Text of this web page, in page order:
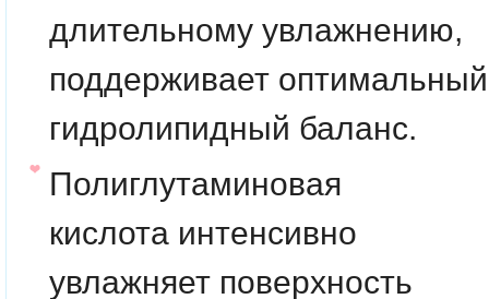
длительному увлажнению,
поддерживает оптимальный
гидролипидный баланс.
Полиглутаминовая
кислота интенсивно
увлажняет поверхность